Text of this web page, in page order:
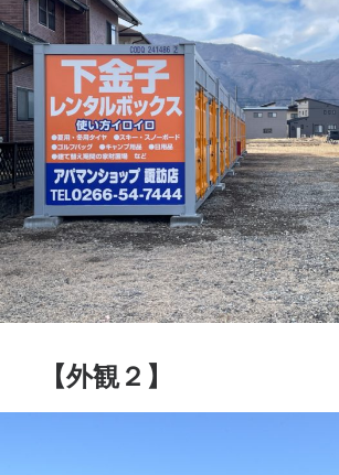
【外観２】